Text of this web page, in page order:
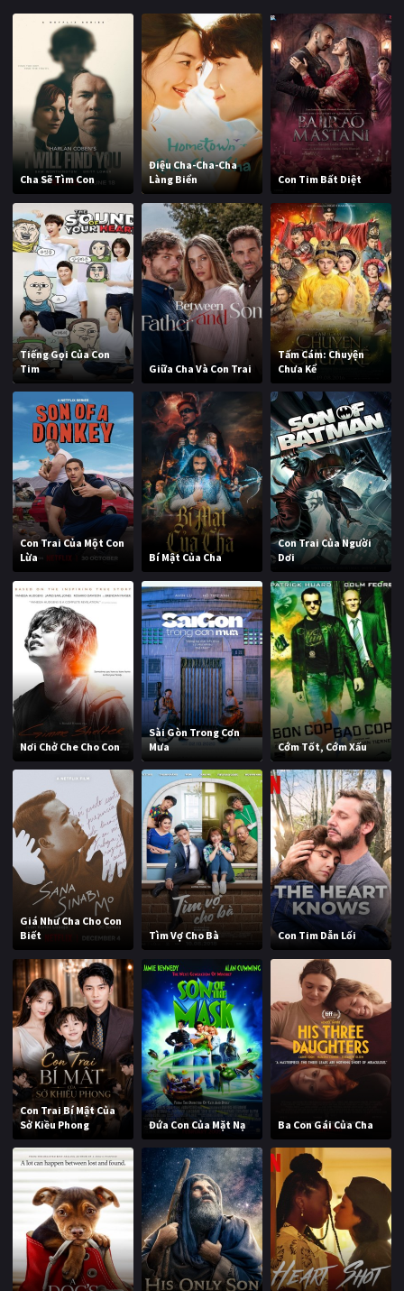
Cha Sẽ Tìm Con
Điệu Cha-Cha-Cha
Làng Biển
Con Tim Bất Diệt
Tiếng Gọi Của Con
Tim
Giữa Cha Và Con Trai
Tấm Cám: Chuyện
Chưa Kể
Con Trai Của Một Con
Lừa
Bí Mật Của Cha
Con Trai Của Người
Dơi
Nơi Chở Che Cho Con
Sài Gòn Trong Cơn
Mưa
Cớm Tốt, Cớm Xấu
Giá Như Cha Cho Con
Biết
Tìm Vợ Cho Bà Con Tim Dẫn Lối
Con Trai Bí Mật Của
Sở Kiều Phong
Đứa Con Của Mặt Nạ Ba Con Gái Của Cha